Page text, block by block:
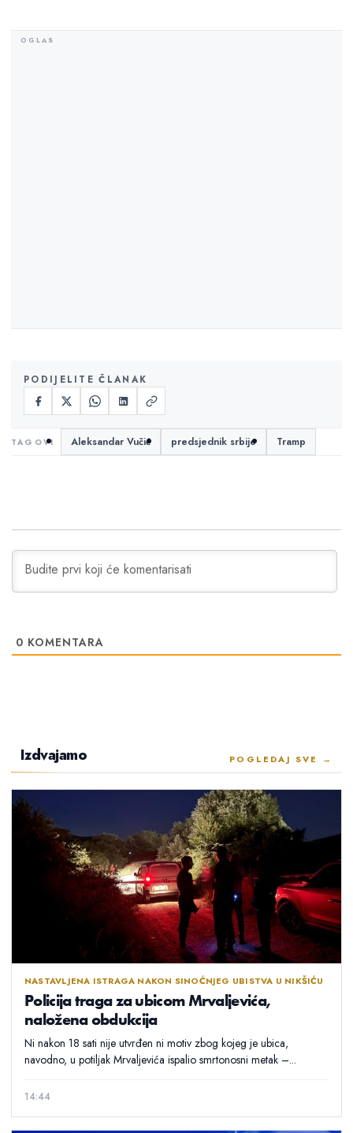
PODIJELITE ČLANAK
Aleksandar Vučić predsjednik srbije Tramp
0 KOMENTARA
Izdvajamo POGLEDAJ SVE →
NASTAVLJENA ISTRAGA NAKON SINOĆNJEG UBISTVA U NIKŠIĆU
Policija traga za ubicom Mrvaljevića,
naložena obdukcija
Ni nakon 18 sati nije utvrđen ni motiv zbog kojeg je ubica,
navodno, u potiljak Mrvaljevića ispalio smrtonosni metak –...
14:44